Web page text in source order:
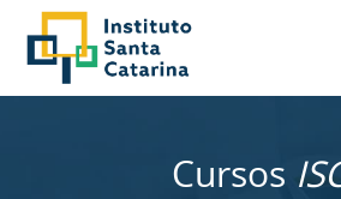
Cursos